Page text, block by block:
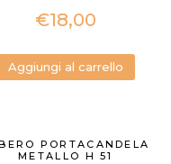
€18,00
Aggiungi al carrello
PORTACANDELA
METALLO H 51